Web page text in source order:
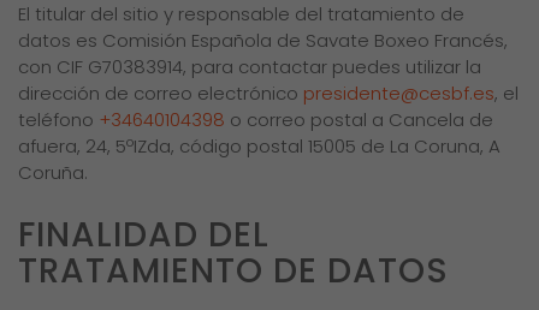
El titular del sitio y responsable del tratamiento de
datos es Comisión Española de Savate Boxeo Francés,
con CIF G70383914, para contactar puedes utilizar la
dirección de correo electrónico presidente@cesbf.es, el
teléfono +34640104398 o correo postal a Cancela de
afuera, 24, 5ºIZda, código postal 15005 de La Coruna, A
Coruña.
FINALIDAD DEL
TRATAMIENTO DE DATOS